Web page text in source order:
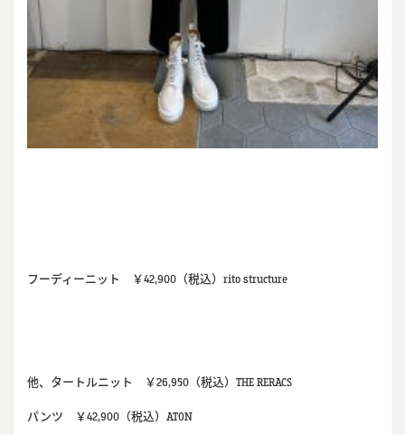
フーディーニット ￥42,900（税込）rito structure
他、タートルニット ￥26,950（税込）THE RERACS
パンツ ￥42,900（税込）ATON